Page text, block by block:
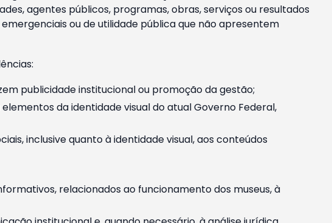
agentes públicos, programas, obras, serviços ou resultados
ou de utilidade pública que não apresentem
publicidade institucional ou promoção da gestão;
da identidade visual do atual Governo Federal,
inclusive quanto à identidade visual, aos conteúdos
relacionados ao funcionamento dos museus, à